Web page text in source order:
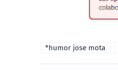
*humor jose mota